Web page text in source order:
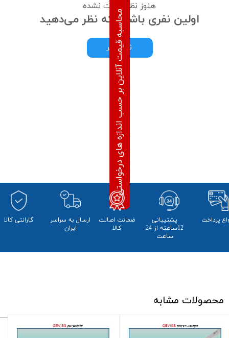
هنوز نظری ثبت نشده
اولین نفری باشید که نظر می‌دهید
ثبت نظر
محاسبه قیمت آنلاین بر حسب اندازه های درخواستی
پرداخت
پشتیبانی
12ساعته از 24
ساعت
ضمانت اصالت
کالا
​ارسال به سراسر
ایران
​​گارانتی کالا
محصولات مشابه